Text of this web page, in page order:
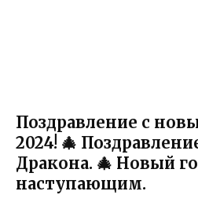
Поздравление с
2024! 🎄
Дракона. 🎄 Новый
наступающим.